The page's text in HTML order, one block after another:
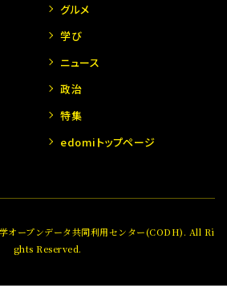
グルメ
学び
ニュース
政治
特集
edomiトップページ
オープンデータ共同利用センター(CODH). All Ri
ghts Reserved.